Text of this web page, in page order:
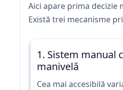
Aici apare prima decizie
Există trei mecanisme
1. Sistem manual
manivelă
Cea mai accesibilă